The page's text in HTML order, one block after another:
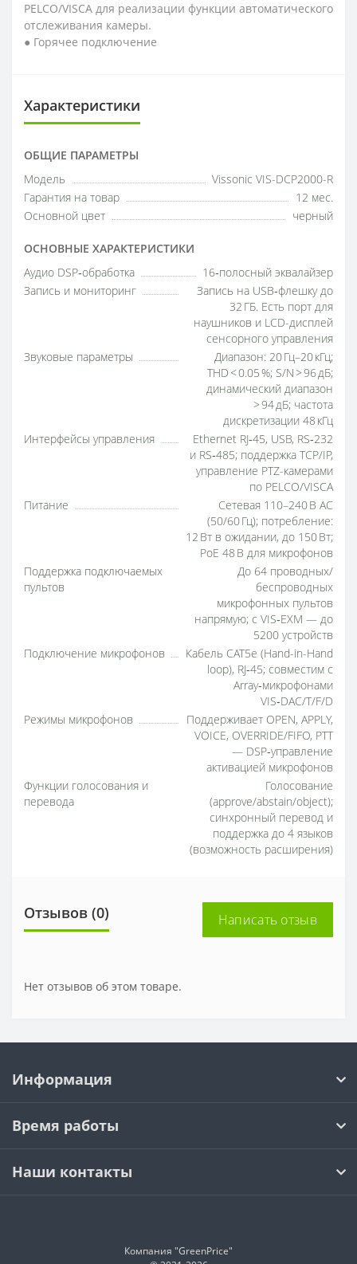
PELCO/VISCA для реализации функции автоматического
отслеживания камеры.
● Горячее подключение
Характеристики
ОБЩИЕ ПАРАМЕТРЫ
Модель
Vissonic VIS-DCP2000-R
Гарантия на товар
12 мес.
Основной цвет
черный
ОСНОВНЫЕ ХАРАКТЕРИСТИКИ
Аудио DSP‑обработка
16‑полосный эквалайзер
Запись и мониторинг
Запись на USB‑флешку до
32 ГБ. Есть порт для
наушников и LCD-дисплей
сенсорного управления
Звуковые параметры
Диапазон: 20 Гц–20 кГц;
THD < 0.05 %; S/N > 96 дБ;
динамический диапазон
> 94 дБ; частота
дискретизации 48 кГц
Интерфейсы управления
Ethernet RJ‑45, USB, RS‑232
и RS‑485; поддержка TCP/IP,
управление PTZ-камерами
по PELCO/VISCA
Питание
Сетевая 110–240 В AC
(50/60 Гц); потребление:
12 Вт в ожидании, до 150 Вт;
PoE 48 В для микрофонов
Поддержка подключаемых
пультов
До 64 проводных/
беспроводных
микрофонных пультов
напрямую; с VIS‑EXM — до
5200 устройств
Подключение микрофонов
Кабель CAT5e (Hand-in-Hand
loop), RJ‑45; совместим с
Array‑микрофонами
VIS‑DAC/T/F/D
Режимы микрофонов
Поддерживает OPEN, APPLY,
VOICE, OVERRIDE/FIFO, PTT
— DSP‑управление
активацией микрофонов
Функции голосования и
перевода
Голосование
(approve/abstain/object);
синхронный перевод и
поддержка до 4 языков
(возможность расширения)
Отзывов (0) Написать отзыв
Нет отзывов об этом товаре.
Информация
Время работы
Наши контакты
Компания "GreenPrice"